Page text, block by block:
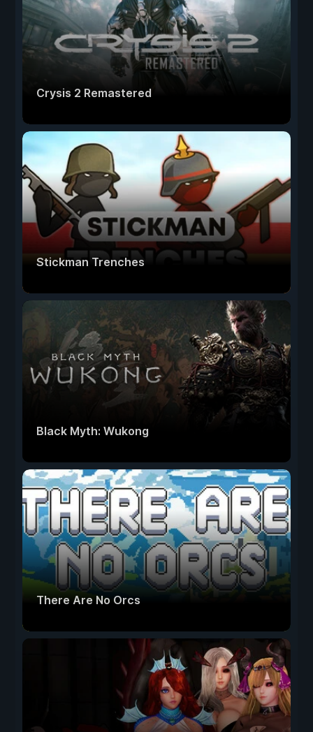
Crysis 2 Remastered
Stickman Trenches
Black Myth: Wukong
There Are No Orcs